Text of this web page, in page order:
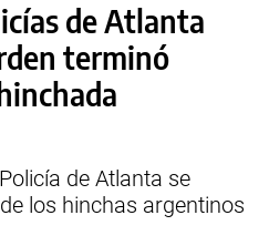
de Atlanta
terminó
de Atlanta se
los hinchas argentinos